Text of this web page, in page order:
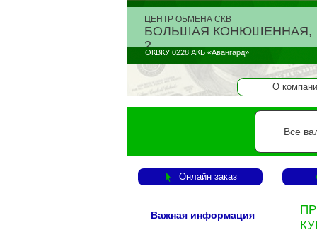
ЦЕНТР ОБМЕНА СКВ
БОЛЬШАЯ КОНЮШЕННАЯ,
2
ОКВКУ 0228 АКБ «Авангард»
О
Все
Онлайн заказ
Важная информация